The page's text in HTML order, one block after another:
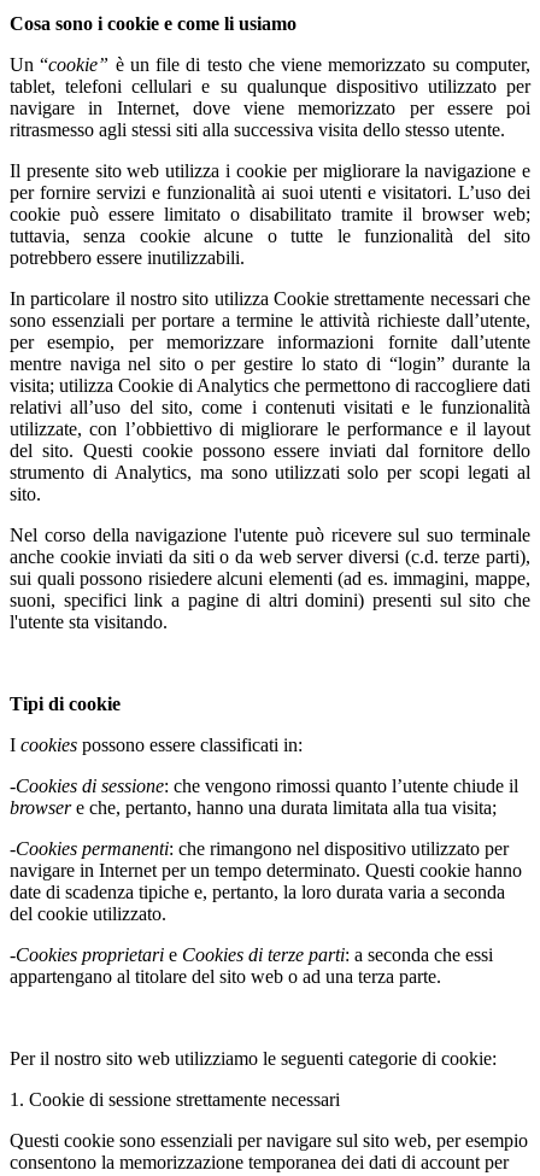
Cosa sono i cookie e come li usiamo
Un “cookie” è un file di testo che viene memorizzato su computer,
tablet, telefoni cellulari e su qualunque dispositivo utilizzato per
navigare in Internet, dove viene memorizzato per essere poi
ritrasmesso agli stessi siti alla successiva visita dello stesso utente.
Il presente sito web utilizza i cookie per migliorare la navigazione e
per fornire servizi e funzionalità ai suoi utenti e visitatori. L’uso dei
cookie può essere limitato o disabilitato tramite il browser web;
tuttavia, senza cookie alcune o tutte le funzionalità del sito
potrebbero essere inutilizzabili.
In particolare il nostro sito utilizza Cookie strettamente necessari che
sono essenziali per portare a termine le attività richieste dall’utente,
per esempio, per memorizzare informazioni fornite dall’utente
mentre naviga nel sito o per gestire lo stato di “login” durante la
visita; utilizza Cookie di Analytics che permettono di raccogliere dati
relativi all’uso del sito, come i contenuti visitati e le funzionalità
utilizzate, con l’obbiettivo di migliorare le performance e il layout
del sito. Questi cookie possono essere inviati dal fornitore dello
strumento di Analytics, ma sono utilizzati solo per scopi legati al
sito.
Nel corso della navigazione l'utente può ricevere sul suo terminale
anche cookie inviati da siti o da web server diversi (c.d. terze parti),
sui quali possono risiedere alcuni elementi (ad es. immagini, mappe,
suoni, specifici link a pagine di altri domini) presenti sul sito che
l'utente sta visitando.
Tipi di cookie
I cookies possono essere classificati in:
-Cookies di sessione: che vengono rimossi quanto l’utente chiude il
browsere che, pertanto, hanno una durata limitata alla tua visita;
-Cookies permanenti: che rimangono nel dispositivo utilizzato per
navigare in Internet per un tempo determinato. Questi cookie hanno
date di scadenza tipiche e, pertanto, la loro durata varia a seconda
del cookie utilizzato.
-Cookies proprietari e Cookies di terze parti: a seconda che essi
appartengano al titolare del sito web o ad una terza parte.
Per il nostro sito web utilizziamo le seguenti categorie di cookie:
1. Cookie di sessione strettamente necessari
Questi cookie sono essenziali per navigare sul sito web, per esempio
consentono la memorizzazione temporanea dei dati di account per